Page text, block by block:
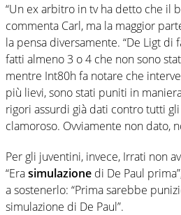
“Un ex arbitro in tv ha detto che il
commenta Carl, ma la maggior
la pensa diversamente. “De Ligt di
fatti almeno 3 o 4 che non sono
mentre Int80h fa notare che
più lievi, sono stati puniti in
rigori assurdi già dati contro tutti
clamoroso. Ovviamente non dato,
Per gli juventini, invece, Irrati non
“Erasimulazione di De Paul
a sostenerlo: “Prima sarebbe
simulazione di De Paul”.